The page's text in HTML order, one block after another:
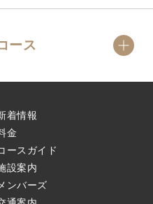
ース
着情報
金
ースガイド
設案内
メンバーズ